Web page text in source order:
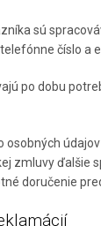
sú
číslo a
po dobu
zmluvy ďalšie
doručenie